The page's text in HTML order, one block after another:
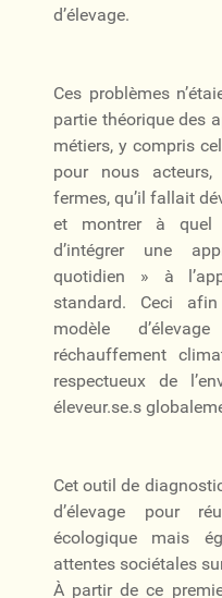
d’élevage.
Ces problèmes
partie théorique des
métiers, y compris
pour nous
fermes, qu’il fallait
et montrer à quel
d’intégrer une
quotidien » à
standard. Ceci
modèle
réchauffement
respectueux de
éleveur.se.s
Cet outil de
d’élevage pour
écologique mais
attentes sociétales
À partir de ce